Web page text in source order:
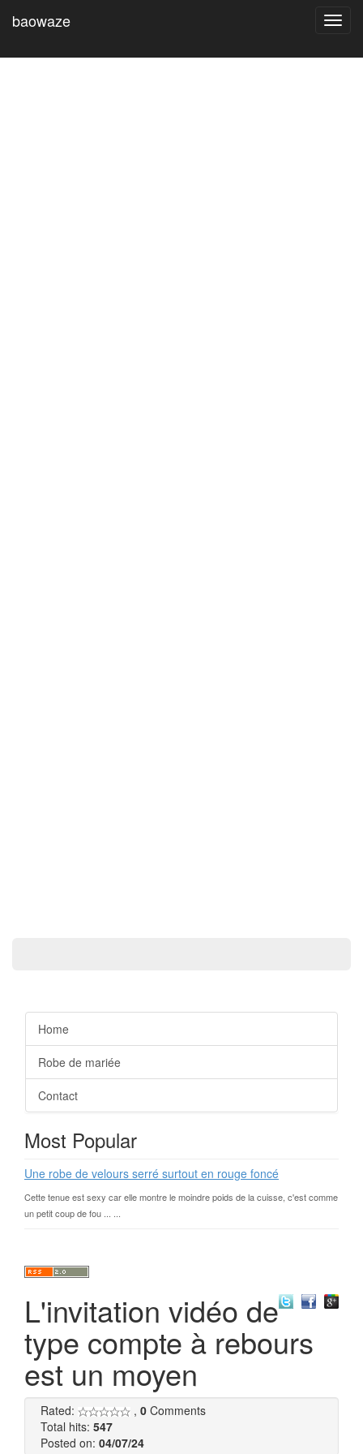
baowaze
Home
Robe de mariée
Contact
Most Popular
Une robe de velours serré surtout en rouge foncé
Cette tenue est sexy car elle montre le moindre poids de la cuisse, c'est comme
un petit coup de fou ... ...
L'invitation vidéo de
type compte à rebours
est un moyen
Rated: , 0 Comments
Total hits: 547
Posted on: 04/07/24